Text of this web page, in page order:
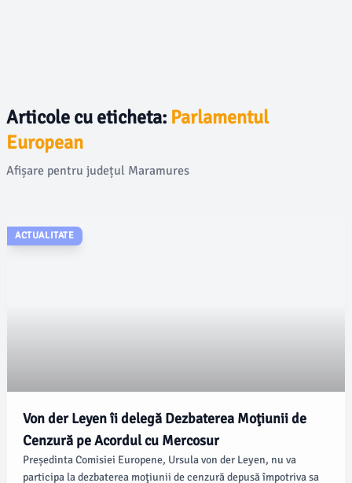
Articole cu eticheta: Parlamentul
European
Afișare pentru județul Maramures
ACTUALITATE
Von der Leyen îi delegă Dezbaterea Moţiunii de
Cenzură pe Acordul cu Mercosur
Președinta Comisiei Europene, Ursula von der Leyen, nu va
participa la dezbaterea moţiunii de cenzură depusă împotriva sa